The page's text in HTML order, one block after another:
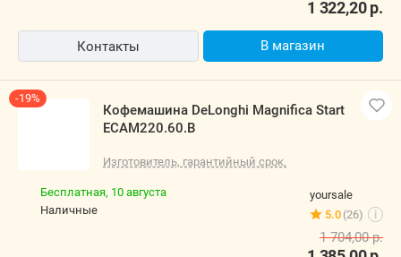
1 322,20р.
Контакты В магазин
-19%
Кофемашина DeLonghi Magnifica Start
ECAM220.60.B
Изготовитель, гарантийный срок.
yoursale
5.0 (26) i
Бесплатная, 10 августа
наличные
1 704,00р.